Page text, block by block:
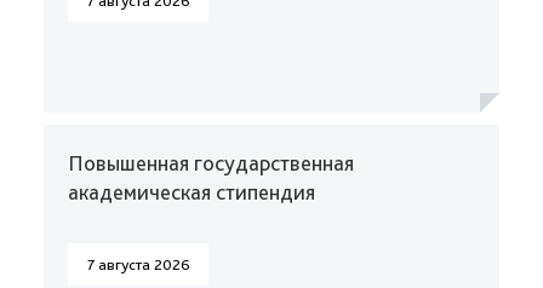
Повышенная государственная
академическая стипендия
7 августа 2026